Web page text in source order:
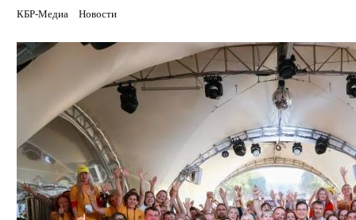
КБР-Медиа Новости